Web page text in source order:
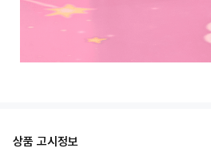
상품 고시정보